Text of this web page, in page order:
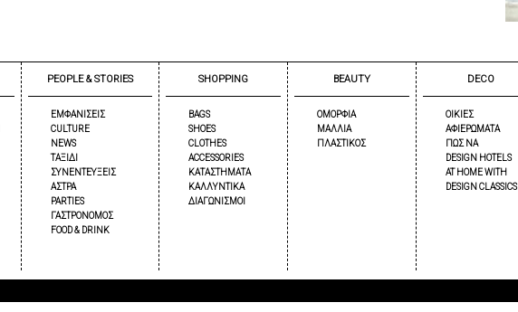
PEOPLE & STORIES
ΕΜΦΑΝΙΣΕΙΣ
CULTURE
NEWS
ΤΑΞΙΔΙ
ΣΥΝΕΝΤΕΥΞΕΙΣ
ΑΣΤΡΑ
PARTIES
ΓΑΣΤΡΟΝΟΜΟΣ
FOOD & DRINK
SHOPPING
BAGS
SHOES
CLOTHES
ACCESSORIES
ΚΑΤΑΣΤΗΜΑΤΑ
ΚΑΛΛΥΝΤΙΚΑ
ΔΙΑΓΩΝΙΣΜΟΙ
BEAUTY
ΟΜΟΡΦΙΑ
ΜΑΛΛΙΑ
ΠΛΑΣΤΙΚΟΣ
DECO
ΟΙΚΙΕΣ
ΑΦΙΕΡΩΜΑΤΑ
ΠΩΣ ΝΑ
DESIGN HOTELS
AT HOME WITH
DESIGN CLASSICS